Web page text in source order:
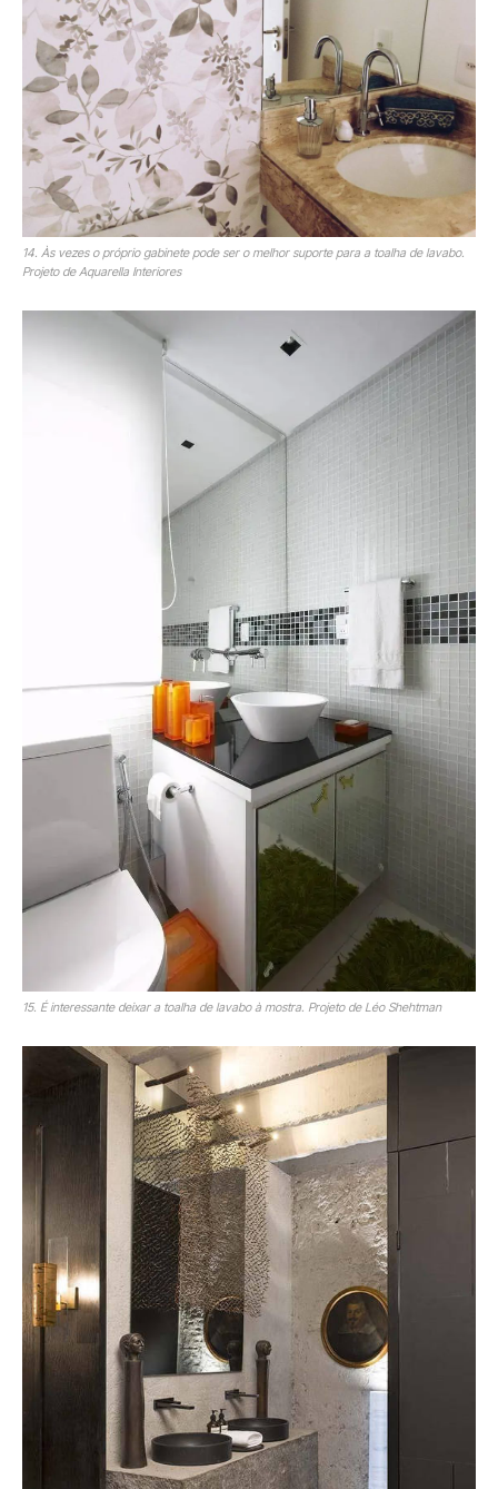
14. Às vezes o próprio gabinete pode ser o melhor suporte para a toalha de lavabo.
Projeto de Aquarella Interiores
15. É interessante deixar a toalha de lavabo à mostra. Projeto de Léo Shehtman